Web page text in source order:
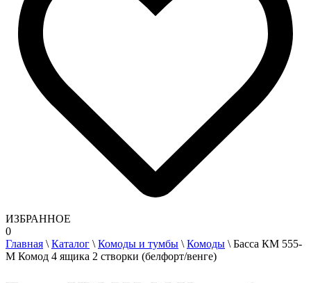
ИЗБРАННОЕ
0
Главная \ Каталог \ Комоды и тумбы \ Комоды \ Басса КМ 555-
М Комод 4 ящика 2 створки (белфорт/венге)